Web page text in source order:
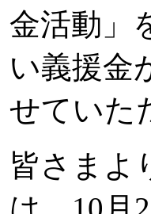
金活動」
い義援金
せていた
皆さまよ